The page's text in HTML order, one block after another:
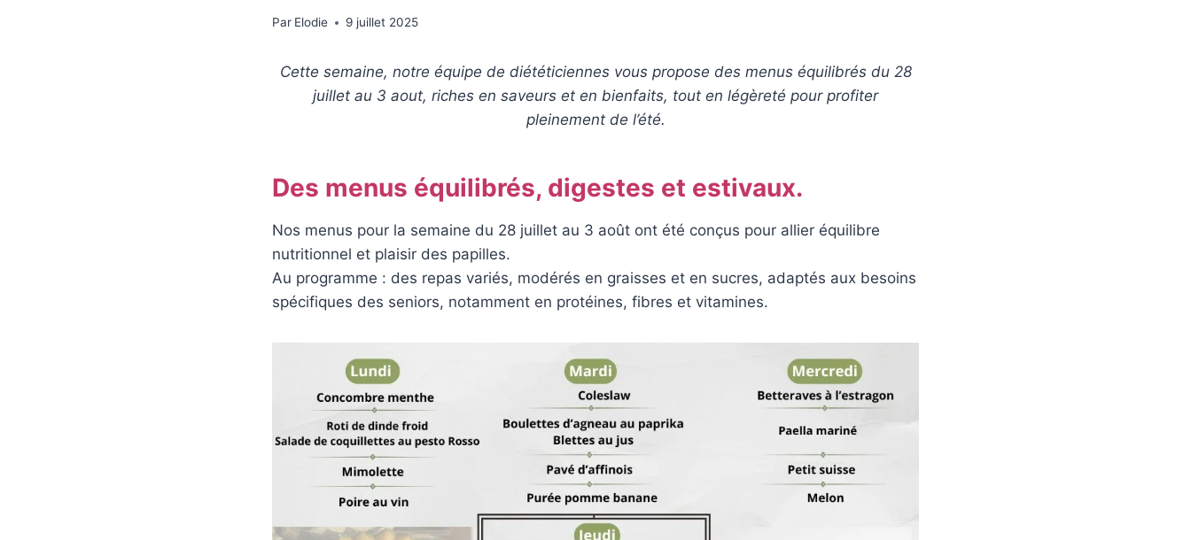
Par Elodie 9 juillet 2025
Cette semaine, notre équipe de diététiciennes vous propose des menus équilibrés du 28
juillet au 3 aout, riches en saveurs et en bienfaits, tout en légèreté pour profiter
pleinement de l’été.
Des menus équilibrés, digestes et estivaux.
Nos menus pour la semaine du 28 juillet au 3 août ont été conçus pour allier équilibre
nutritionnel et plaisir des papilles.
Au programme : des repas variés, modérés en graisses et en sucres, adaptés aux besoins
spécifiques des seniors, notamment en protéines, fibres et vitamines.